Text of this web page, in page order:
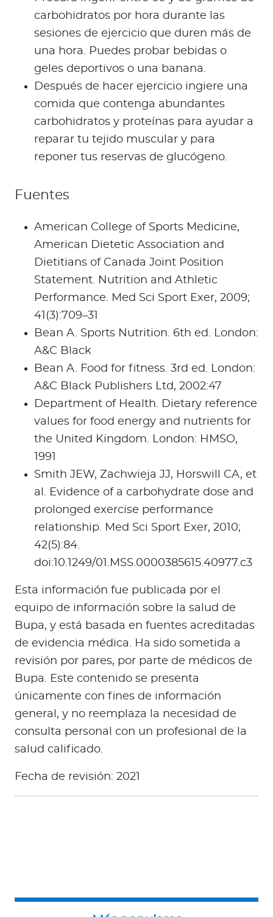
carbohidratos por hora durante las
sesiones de ejercicio que duren más de
una hora. Puedes probar bebidas o
geles deportivos o una banana.
Después de hacer ejercicio ingiere una
comida que contenga abundantes
carbohidratos y proteínas para ayudar a
reparar tu tejido muscular y para
reponer tus reservas de glucógeno.
Fuentes
American College of Sports Medicine,
American Dietetic Association and
Dietitians of Canada Joint Position
Statement. Nutrition and Athletic
Performance. Med Sci Sport Exer, 2009;
41(3):709–31
Bean A. Sports Nutrition. 6th ed. London:
A&C Black
Bean A. Food for fitness. 3rd ed. London:
A&C Black Publishers Ltd, 2002:47
Department of Health. Dietary reference
values for food energy and nutrients for
the United Kingdom. London: HMSO,
1991
Smith JEW, Zachwieja JJ, Horswill CA, et
al. Evidence of a carbohydrate dose and
prolonged exercise performance
relationship. Med Sci Sport Exer, 2010;
42(5):84.
doi:10.1249/01.MSS.0000385615.40977.c3
Esta información fue publicada por el
equipo de información sobre la salud de
Bupa, y está basada en fuentes acreditadas
de evidencia médica. Ha sido sometida a
revisión por pares, por parte de médicos de
Bupa. Este contenido se presenta
únicamente con fines de información
general, y no reemplaza la necesidad de
consulta personal con un profesional de la
salud calificado.
Fecha de revisión: 2021